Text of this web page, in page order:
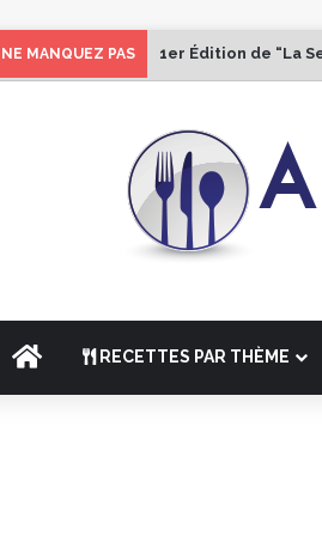
NE MANQUEZ PAS 1er Édition de “La
ACCUEILRECETTES PAR THÈME